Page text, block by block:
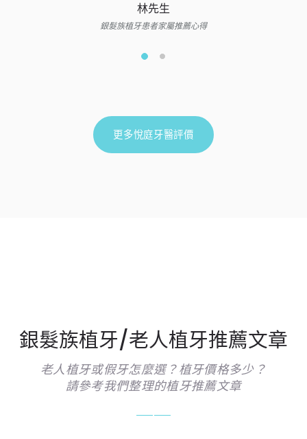
林先生
銀髮族植牙患者家屬推薦心得
更多悅庭牙醫評價
銀髮族植牙/老人植牙推薦文章
老人植牙或假牙怎麼選？植牙價格多少？
請參考我們整理的植牙推薦文章